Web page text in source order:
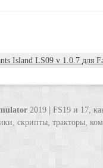
Island LS09 v 1.0.7 для
2019 | FS19 и 17,
скрипты, тракторы,